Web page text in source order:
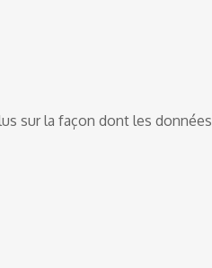
sur la façon dont les données